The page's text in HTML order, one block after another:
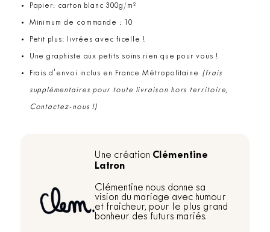
Papier: carton blanc 300g/m²
Minimum de commande : 10
Petit plus: livrées avec ficelle !
Une graphiste aux petits soins rien que pour vous !
Frais d'envoi inclus en France Métropolitaine (frais
supplémentaires pour toute livraison hors territoire,
Contactez-nous !)
Une création Clémentine
Latron
Clémentine nous donne sa
vision du mariage avec humour
et fraicheur, pour le plus grand
bonheur des futurs mariés.